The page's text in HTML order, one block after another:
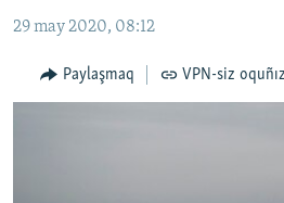
Qıdıruvğa
qaytmaq
MEDENİYET
İNSAN AQLARI
29 may 2020, 08:12
Paylaşmaq VPN-siz oquñız